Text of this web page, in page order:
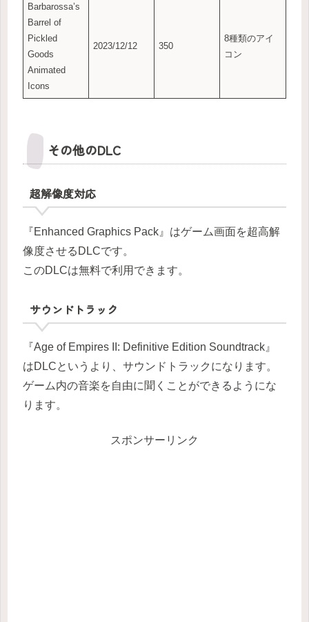
Barbarossa’s
Barrel of
Pickled
Goods
Animated
Icons
2023/12/12 350
8種類のアイ
コン
その他のDLC
超解像度対応
『Enhanced Graphics Pack』はゲーム画面を超高解
像度させるDLCです。
このDLCは無料で利用できます。
サウンドトラック
『Age of Empires II: Definitive Edition Soundtrack』
はDLCというより、サウンドトラックになります。
ゲーム内の音楽を自由に聞くことができるようにな
ります。
スポンサーリンク